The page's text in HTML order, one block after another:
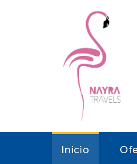
Inicio